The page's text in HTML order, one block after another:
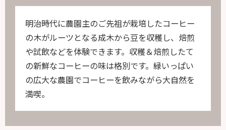
明治時代に農園主のご先祖が栽培したコーヒー
の木がルーツとなる成木から豆を収穫し、焙煎
や試飲などを体験できます。収穫＆焙煎したて
の新鮮なコーヒーの味は格別です。緑いっぱい
の広大な農園でコーヒーを飲みながら大自然を
満喫。